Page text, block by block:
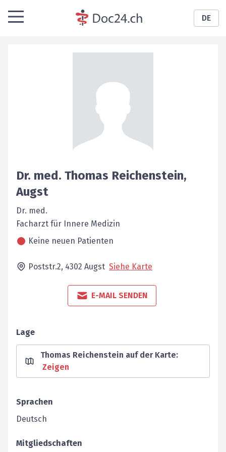
DE
Dr. med. Thomas Reichenstein,
Augst
Dr. med.
Facharzt für Innere Medizin
Keine neuen Patienten
Poststr.2, 4302 Augst Siehe Karte
E-MAIL SENDEN
Lage
Thomas Reichenstein auf der Karte:
Zeigen
Sprachen
Deutsch
Mitgliedschaften